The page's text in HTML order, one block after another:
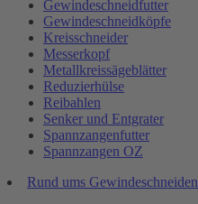
Gewindeschneidfutter
Gewindeschneidköpfe
Kreisschneider
Messerkopf
Metallkreissägeblätter
Reduzierhülse
Reibahlen
Senker und Entgrater
Spannzangenfutter
Spannzangen OZ
Rund ums Gewindeschneiden